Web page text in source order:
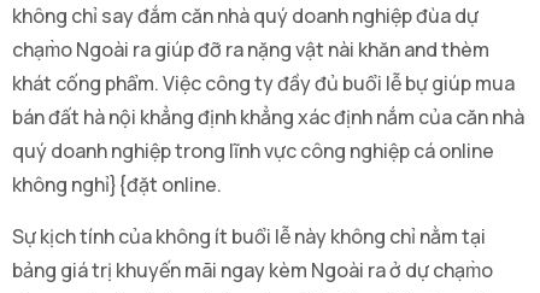
không chỉ say đắm căn nhà quý doanh nghiệp đùa dự
chạm̀o Ngoài ra giúp đỡ ra nặng vật nài khăn and thèm
khát cống phẩm. Việc công ty đầy đủ buổi lễ bự giúp mua
bán đất hà nội khẳng định khẳng xác định nắm của căn nhà
quý doanh nghiệp trong lĩnh vực công nghiệp cá online
không nghỉ}{đặt online.
Sự kịch tính của không ít buổi lễ này không chỉ nằm tại
bảng giá trị khuyến mãi ngay kèm Ngoài ra ở dự chạm̀o